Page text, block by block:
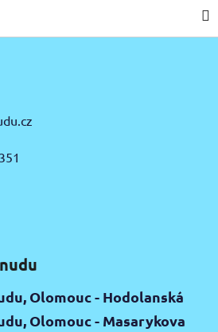
Olomouc - Hodolanská
Olomouc - Masarykova